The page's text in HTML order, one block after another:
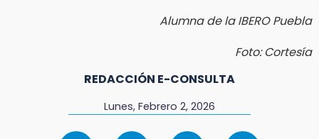
Alumna de la IBERO Puebla
Foto: Cortesía
REDACCIÓN E-CONSULTA
Lunes, Febrero 2, 2026